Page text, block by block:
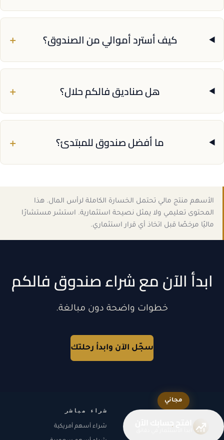
كيف أسترد أموالي من الصندوق؟ +
هل صناديق فالكم حلال؟ +
ما أفضل صندوق للمبتدئ؟ +
الأسهم منتج مالي تحتمل الخسارة الكاملة لرأس المال. هذا
المحتوى تعليمي ولا يمثل نصيحة استثمارية. استشر مستشارًا
ماليًا مرخصًا قبل اتخاذ أي قرار استثماري.
ابدأ الآن مع شراء صندوق فالكم
خطوات واضحة دون مبالغة.
سجّل الآن وابدأ رحلتك
مجاني
افتح حسابك الآن
شراء مباشر
شراء أسهم أمريكية